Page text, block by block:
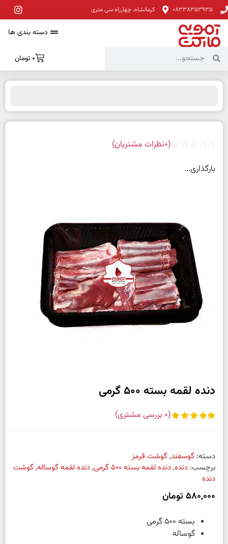
08338353935 کرمانشاه، چهارراه سی متری
دسته بندی ها
0 تومان
(
0نظرات مشتریان)
بارگذاری...
دنده لقمه بسته 500 گرمی
(
0 بررسی مشتری)
دسته: گوسفند,گوشت قرمز
برچسب: دنده,دنده لقمه بسته 500 گرمی ,دنده لقمه گوساله,گوشت
دنده
580,000 تومان
بسته 500 گرمی
گوساله